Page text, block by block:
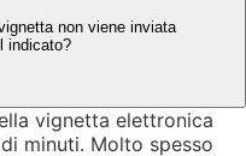
non viene inviata
indicato?
vignetta elettronica
minuti. Molto spesso